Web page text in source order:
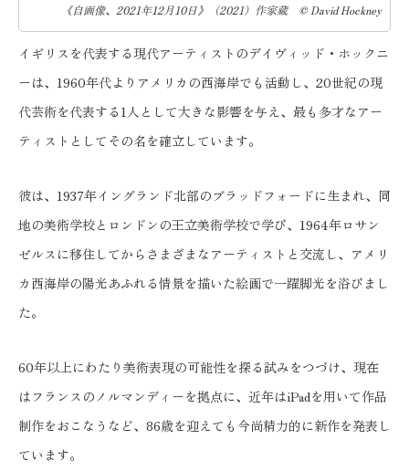
《自画像、2021年12月10日》（2021）作家蔵 © David Hockney
イギリスを代表する現代アーティストのデイヴィッド・ホックニ
ーは、1960年代よりアメリカの西海岸でも活動し、20世紀の現
代芸術を代表する1人として大きな影響を与え、最も多才なアー
ティストとしてその名を確立しています。
彼は、1937年イングランド北部のブラッドフォードに生まれ、同
地の美術学校とロンドンの王立美術学校で学び、1964年ロサン
ゼルスに移住してからさまざまなアーティストと交流し、アメリ
カ西海岸の陽光あふれる情景を描いた絵画で一躍脚光を浴びまし
た。
60年以上にわたり美術表現の可能性を探る試みをつづけ、現在
はフランスのノルマンディーを拠点に、近年はiPadを用いて作品
制作をおこなうなど、86歳を迎えても今尚精力的に新作を発表し
ています。